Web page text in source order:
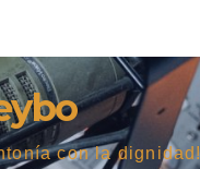
con la dignidad!